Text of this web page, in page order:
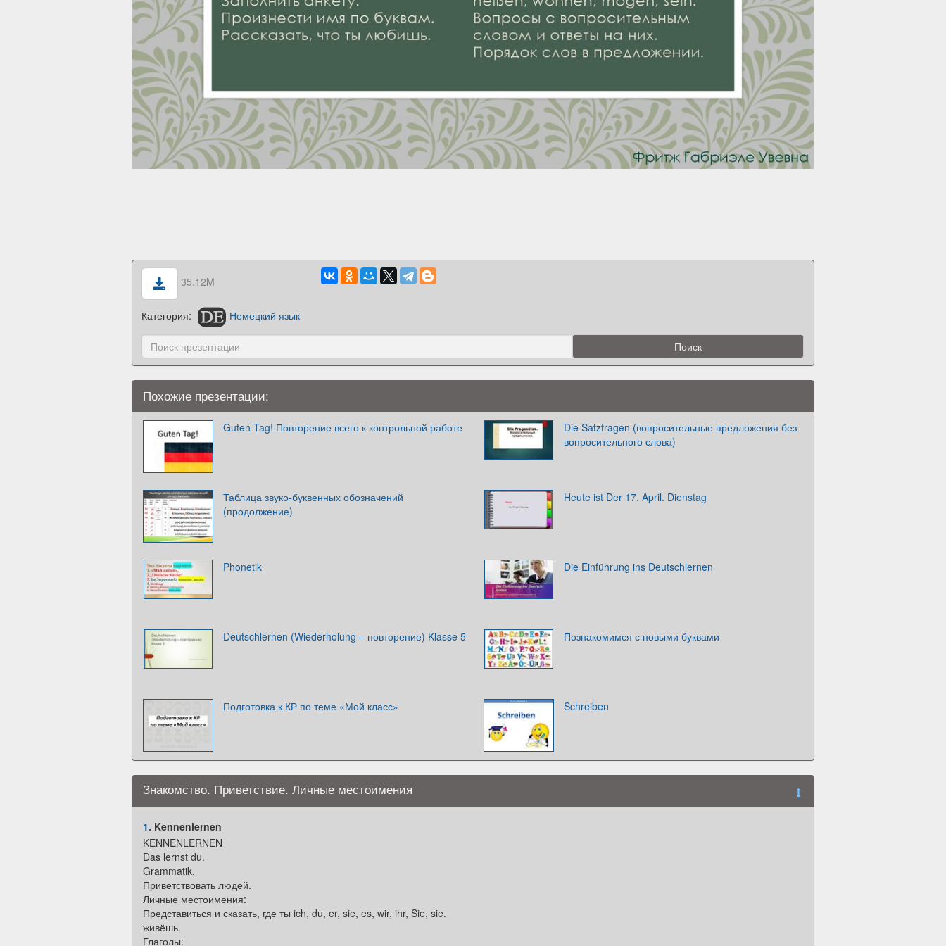
35.12M
Категория: Немецкий язык
Похожие презентации:
Guten Tag! Повторение всего к контрольной работе
Die Satzfragen (вопросительные предложения без
вопросительного слова)
Таблица звуко-буквенных обозначений
(продолжение)
Heute ist Der 17. April. Dienstag
Phonetik Die Einführung ins Deutschlernen
Deutschlernen (Wiederholung – повторение) Klasse 5 Познакомимся с новыми буквами
Подготовка к КР по теме «Мой класс» Schreiben
Знакомство. Приветствие. Личные местоимения
1. Kennenlernen
KENNENLERNEN
Das lernst du.
Grammatik.
Приветствовать людей.
Личные местоимения:
Представиться и сказать, где ты ich, du, er, sie, es, wir, ihr, Sie, sie.
живёшь.
Глаголы: